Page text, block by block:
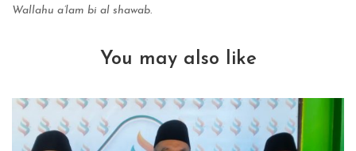
Wallahu a’lam bi al shawab.
You may also like